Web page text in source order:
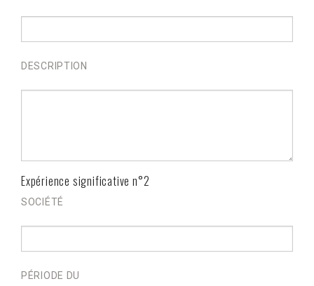
DESCRIPTION
Expérience significative n°2
SOCIÉTÉ
PÉRIODE DU